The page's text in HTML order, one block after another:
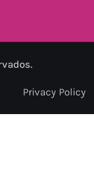
Privacy Policy